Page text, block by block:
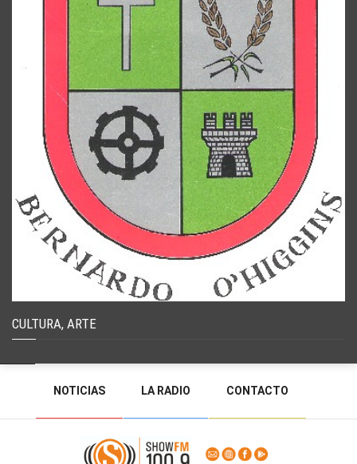
CULTURA, ARTE
NOTICIAS LA RADIO CONTACTO
PROGRAMACIÓN RADIO EN VIVO